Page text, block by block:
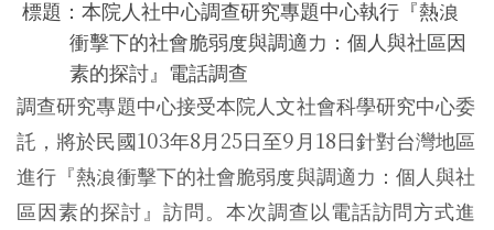
標題：本院人社中心調查研究專題中心執行『熱浪
衝擊下的社會脆弱度與調適力：個人與社區因
素的探討』電話調查
調查研究專題中心接受本院人文社會科學研究中心委
託，將於民國 103年8 月 25 日至9 月 18 日針對台灣地區
進行『熱浪衝擊下的社會脆弱度與調適力：個人與社
區因素的探討』訪問。本次調查以電話訪問方式進